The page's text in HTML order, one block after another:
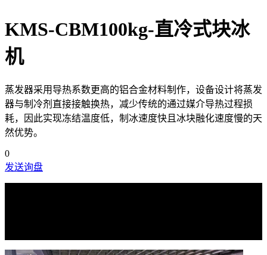
KMS-CBM100kg-直冷式块冰
机
蒸发器采用导热系数更高的铝合金材料制作，设备设计将蒸发
器与制冷剂直接接触换热，减少传统的通过媒介导热过程损
耗，因此实现冻结温度低，制冰速度快且冰块融化速度慢的天
然优势。
0
发送询盘